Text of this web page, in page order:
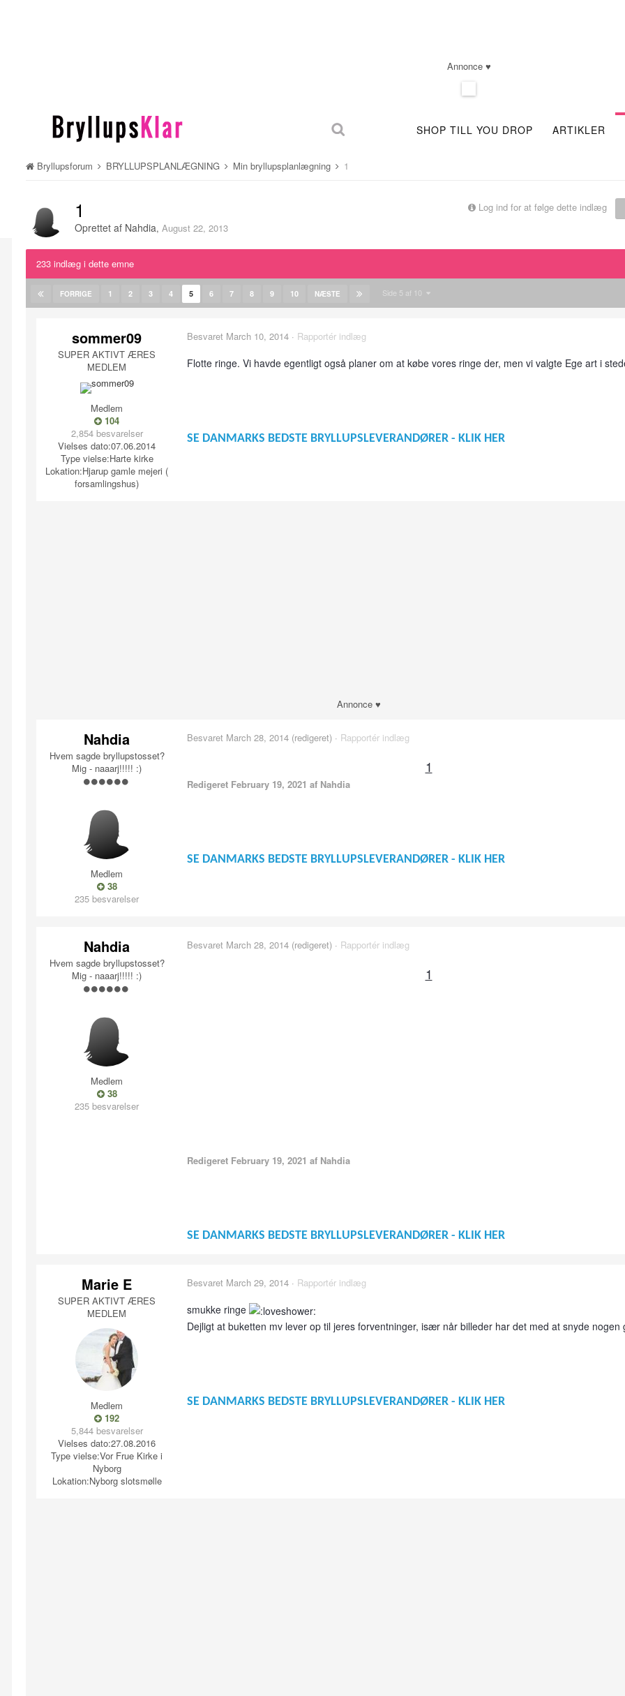
Annonce ♥
SHOP TILL YOU DROP ARTIKLER
Bryllupsforum BRYLLUPSPLANLÆGNING Min bryllupsplanlægning 1
Log ind for at følge dette indlæg
1
Oprettet af Nahdia, August 22, 2013
233 indlæg i dette emne
FORRIGE 1 2 3 4 5 6 7 8 9 10 NÆSTE Side 5 af 10
sommer09
SUPER AKTIVT ÆRES
MEDLEM
Medlem
104
2,854 besvarelser
Vielses dato:07.06.2014
Type vielse:Harte kirke
Lokation:Hjarup gamle mejeri (
forsamlingshus)
Besvaret March 10, 2014 · Rapportér indlæg
Flotte ringe. Vi havde egentligt også planer om at købe vores ringe der, men vi valgte Ege art i
SE DANMARKS BEDSTE BRYLLUPSLEVERANDØRER - KLIK HER
Annonce ♥
Nahdia
Hvem sagde bryllupstosset?
Mig - naaarj!!!!! :)
Medlem
38
235 besvarelser
Besvaret March 28, 2014 (redigeret) · Rapportér indlæg
1
Redigeret February 19, 2021 af Nahdia
SE DANMARKS BEDSTE BRYLLUPSLEVERANDØRER - KLIK HER
Nahdia
Hvem sagde bryllupstosset?
Mig - naaarj!!!!! :)
Medlem
38
235 besvarelser
Besvaret March 28, 2014 (redigeret) · Rapportér indlæg
1
Redigeret February 19, 2021 af Nahdia
SE DANMARKS BEDSTE BRYLLUPSLEVERANDØRER - KLIK HER
Marie E
SUPER AKTIVT ÆRES
MEDLEM
Medlem
192
5,844 besvarelser
Vielses dato:27.08.2016
Type vielse:Vor Frue Kirke i
Nyborg
Lokation:Nyborg slotsmølle
Besvaret March 29, 2014 · Rapportér indlæg
smukke ringe
Dejligt at buketten mv lever op til jeres forventninger, især når billeder har det med at snyde nogen
SE DANMARKS BEDSTE BRYLLUPSLEVERANDØRER - KLIK HER